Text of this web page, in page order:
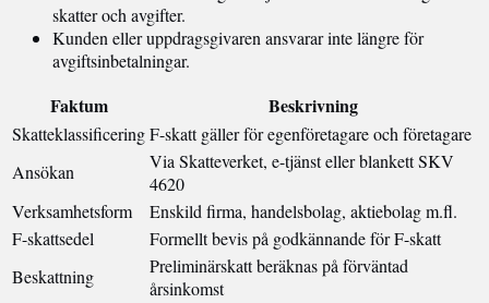
skatter och avgifter.
Kunden eller uppdragsgivaren ansvarar inte längre för
avgiftsinbetalningar.
Faktum Beskrivning
SkatteklassificeringF-skatt gäller för egenföretagare och företagare
Ansökan
Via Skatteverket, e-tjänst eller blankett SKV
4620
Verksamhetsform
Enskild firma, handelsbolag, aktiebolag m.fl.
F-skattsedel
Formellt bevis på godkännande för F-skatt
Beskattning
Preliminärskatt beräknas på förväntad
årsinkomst